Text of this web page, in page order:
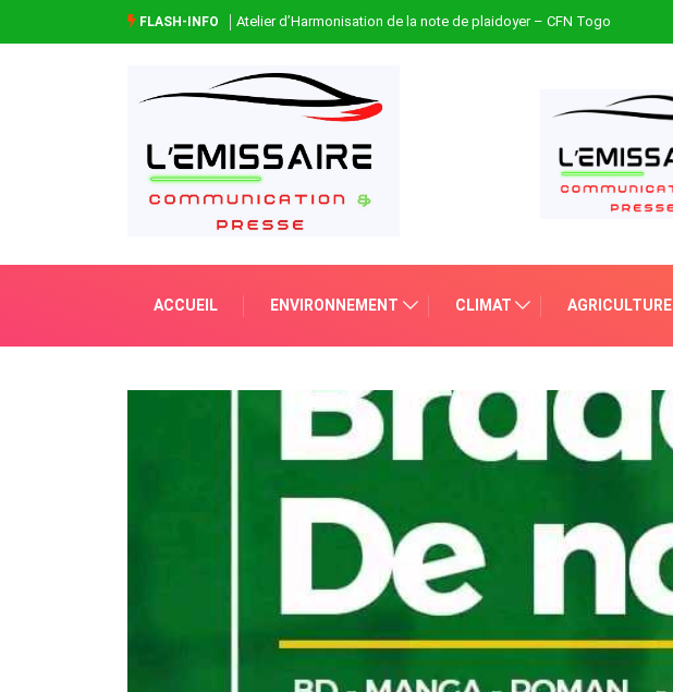
FLASH-INFO Atelier d’Harmonisation de la note de plaidoyer – CFN Togo
ACCUEIL ENVIRONNEMENT CLIMAT AGRICULTURE